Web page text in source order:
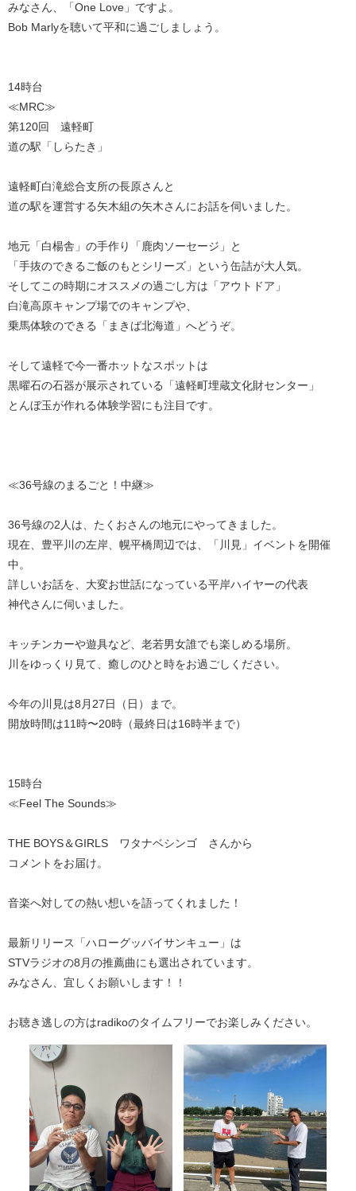
みなさん、「One Love」ですよ。
Bob Marlyを聴いて平和に過ごしましょう。
14時台
≪MRC≫
第120回 遠軽町
道の駅「しらたき」
遠軽町白滝総合支所の長原さんと
道の駅を運営する矢木組の矢木さんにお話を伺いました。
地元「白楊舎」の手作り「鹿肉ソーセージ」と
「手抜のできるご飯のもとシリーズ」という缶詰が大人気。
そしてこの時期にオススメの過ごし方は「アウトドア」
白滝高原キャンプ場でのキャンプや、
乗馬体験のできる「まきば北海道」へどうぞ。
そして遠軽で今一番ホットなスポットは
黒曜石の石器が展示されている「遠軽町埋蔵文化財センター」
とんぼ玉が作れる体験学習にも注目です。
≪36号線のまるごと！中継≫
36号線の2人は、たくおさんの地元にやってきました。
現在、豊平川の左岸、幌平橋周辺では、「川見」イベントを開催
中。
詳しいお話を、大変お世話になっている平岸ハイヤーの代表
神代さんに伺いました。
キッチンカーや遊具など、老若男女誰でも楽しめる場所。
川をゆっくり見て、癒しのひと時をお過ごしください。
今年の川見は8月27日（日）まで。
開放時間は11時〜20時（最終日は16時半まで）
15時台
≪Feel The Sounds≫
THE BOYS＆GIRLS ワタナベシンゴ さんから
コメントをお届け。
音楽へ対しての熱い想いを語ってくれました！
最新リリース「ハローグッバイサンキュー」は
STVラジオの8月の推薦曲にも選出されています。
みなさん、宜しくお願いします！！
お聴き逃しの方はradikoのタイムフリーでお楽しみください。